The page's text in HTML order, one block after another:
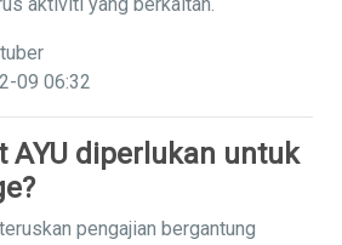
09 06:32
AYU diperlukan untuk
pengajian bergantung